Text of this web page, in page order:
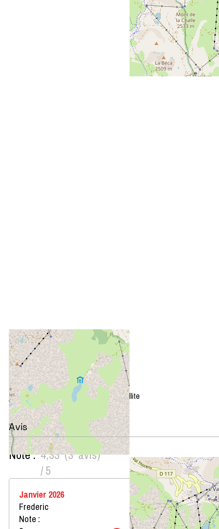
+−
OpenStreetMap
Streets
Satellite
Leaflet|©OpenStreetMap
Avis
Note : 4,33
/ 5
(3 avis)
Janvier 2026
Frederic
Note :